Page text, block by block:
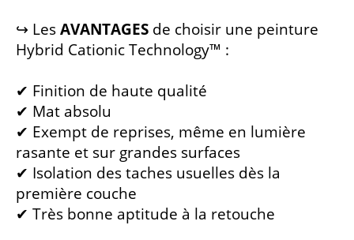
↪ LesAVANTAGES de choisir une peinture
Hybrid Cationic Technology™ :
✔ Finition de haute qualité
✔ Mat absolu
✔ Exempt de reprises, même en lumière
rasante et sur grandes surfaces
✔ Isolation des taches usuelles dès la
première couche
✔ Très bonne aptitude à la retouche